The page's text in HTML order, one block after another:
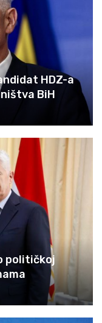
HDZ-a
BiH
političkoj